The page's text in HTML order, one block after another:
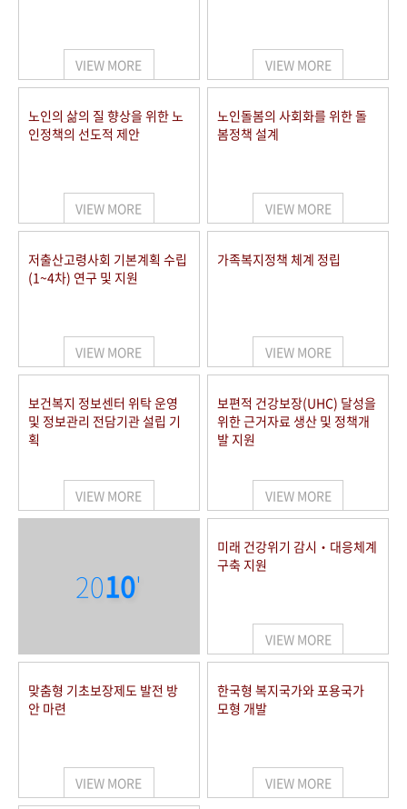
VIEW MORE VIEW MORE
노인의 삶의 질 향상을 위한 노
인정책의 선도적 제안
VIEW MORE
노인돌봄의 사회화를 위한 돌
봄정책 설계
VIEW MORE
저출산고령사회 기본계획 수립
(1~4차) 연구 및 지원
VIEW MORE
가족복지정책 체계 정립
VIEW MORE
보건복지 정보센터 위탁 운영
및 정보관리 전담기관 설립 기
획
VIEW MORE
보편적 건강보장(UHC) 달성을
위한 근거자료 생산 및 정책개
발 지원
VIEW MORE
2010'
미래 건강위기 감시‧대응체계
구축 지원
VIEW MORE
맞춤형 기초보장제도 발전 방
안 마련
VIEW MORE
한국형 복지국가와 포용국가
모형 개발
VIEW MORE